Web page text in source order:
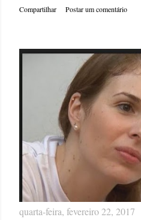
Compartilhar Postar um comentário
quarta-feira, fevereiro 22, 2017